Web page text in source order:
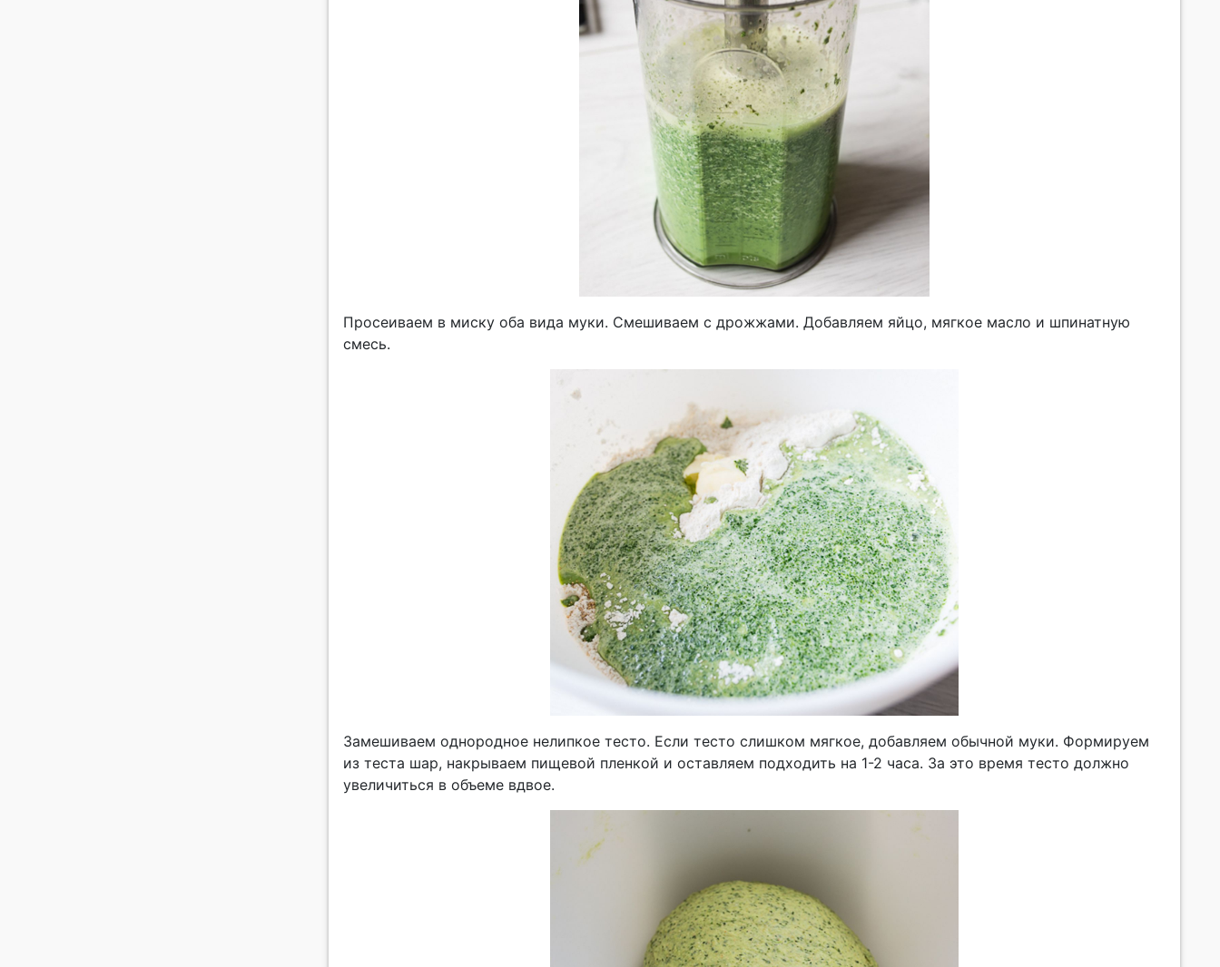
Просеиваем в миску оба вида муки. Смешиваем с дрожжами. Добавляем яйцо, мягкое масло и шпинатную
смесь.
Замешиваем однородное нелипкое тесто. Если тесто слишком мягкое, добавляем обычной муки. Формируем
из теста шар, накрываем пищевой пленкой и оставляем подходить на 1-2 часа. За это время тесто должно
увеличиться в объеме вдвое.